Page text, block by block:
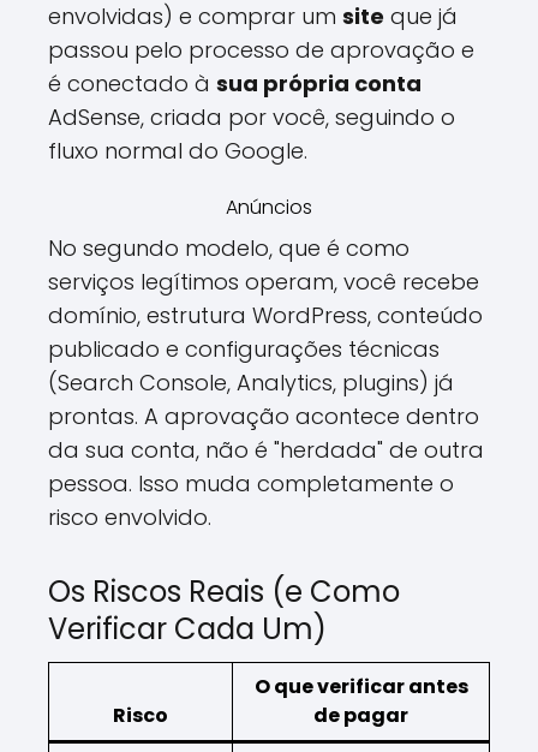
envolvidas) e comprar um site que já
passou pelo processo de aprovação e
é conectado à sua própria conta
AdSense, criada por você, seguindo o
fluxo normal do Google.
Anúncios
No segundo modelo, que é como
serviços legítimos operam, você recebe
domínio, estrutura WordPress, conteúdo
publicado e configurações técnicas
(Search Console, Analytics, plugins) já
prontas. A aprovação acontece dentro
da sua conta, não é "herdada" de outra
pessoa. Isso muda completamente o
risco envolvido.
Os Riscos Reais (e Como
Verificar Cada Um)
Risco
O que verificar antes
de pagar